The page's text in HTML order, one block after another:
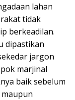
lahan
tidak
berkeadilan.
dipastikan
jargon
marjinal
baik sebelum